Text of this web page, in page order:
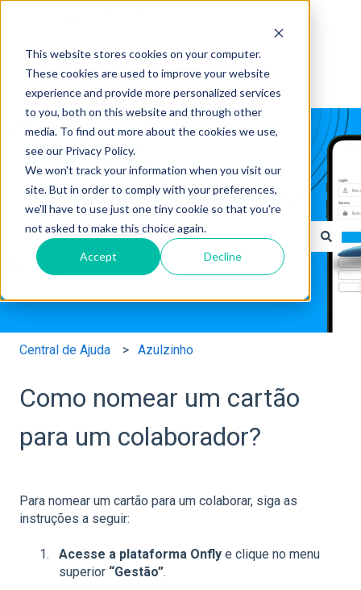
This website stores cookies on your computer.
These cookies are used to improve your website
experience and provide more personalized services
to you, both on this website and through other
media. To find out more about the cookies we use,
see our Privacy Policy.
We won't track your information when you visit our
site. But in order to comply with your preferences,
we'll have to use just one tiny cookie so that you're
not asked to make this choice again.
Accept Decline
Como podemos ajudar?
Não há sugestões porque o campo de pesquisa está
Central de Ajuda Azulzinho
Como nomear um cartão
para um colaborador?
Para nomear um cartão para um colaborar, siga as
instruções a seguir:
Acesse a plataforma Onfly e clique no menu
superior “Gestão”.